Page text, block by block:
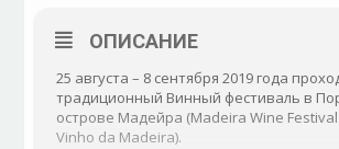
ОПИСАНИЕ
25 августа – 8 сентября 2019 года
традиционный Винный фестиваль в
острове Мадейра (Madeira Wine
Vinho da Madeira).